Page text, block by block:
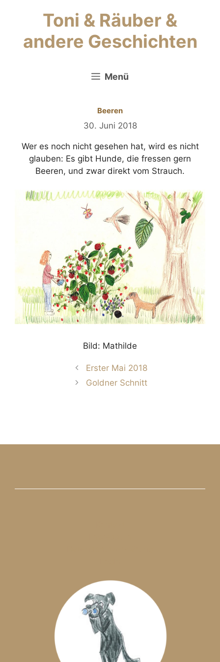
Inhalt
springen
Toni & Räuber &
andere Geschichten
Menü
Beeren
30. Juni 2018
Wer es noch nicht gesehen hat, wird es nicht
glauben: Es gibt Hunde, die fressen gern
Beeren, und zwar direkt vom Strauch.
Bild: Mathilde
Erster Mai 2018
Goldner Schnitt